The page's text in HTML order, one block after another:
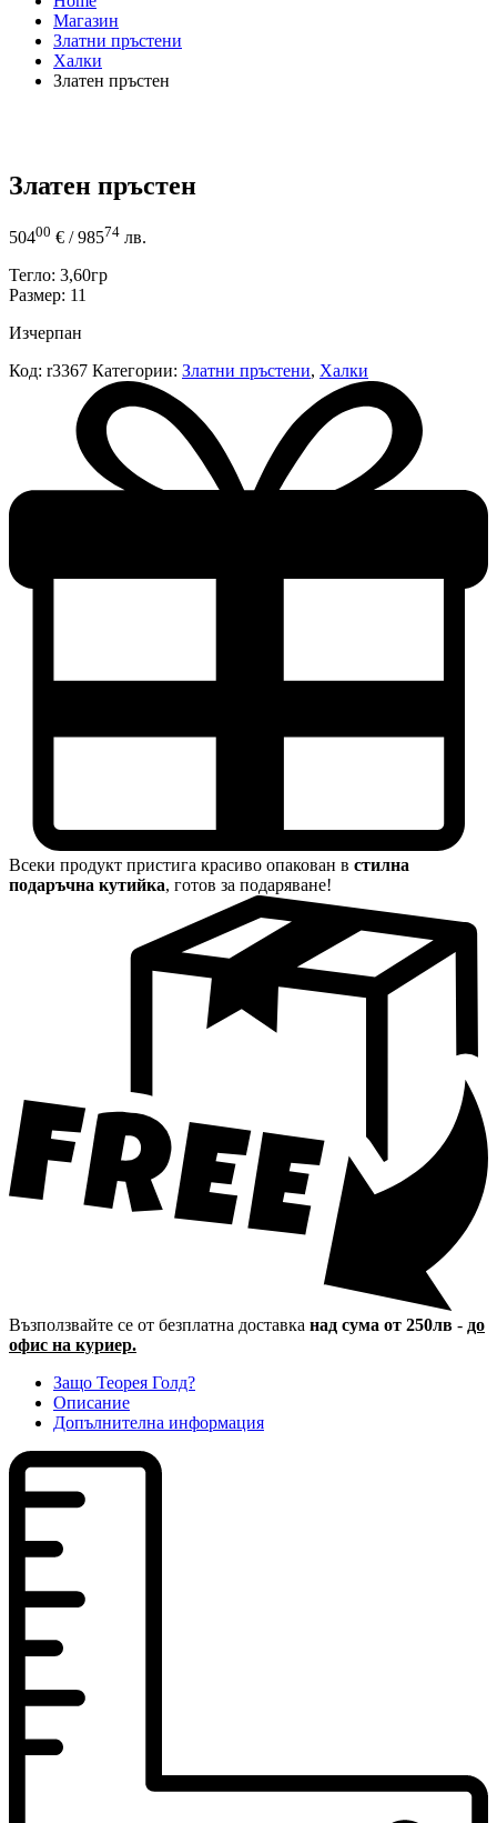
Магазин
Златни пръстени
Халки
Златен пръстен
Златен пръстен
50400 € / 98574 лв.
Тегло: 3,60гр
Размер: 11
Изчерпан
Код: r3367 Категории: Златни пръстени, Халки
Всеки продукт пристига красиво опакован в стилна
подаръчна кутийка, готов за подаряване!
Възползвайте се от безплатна доставка над сума от 250лв - до
офис на куриер.
Защо Теорея Голд?
Описание
Допълнителна информация